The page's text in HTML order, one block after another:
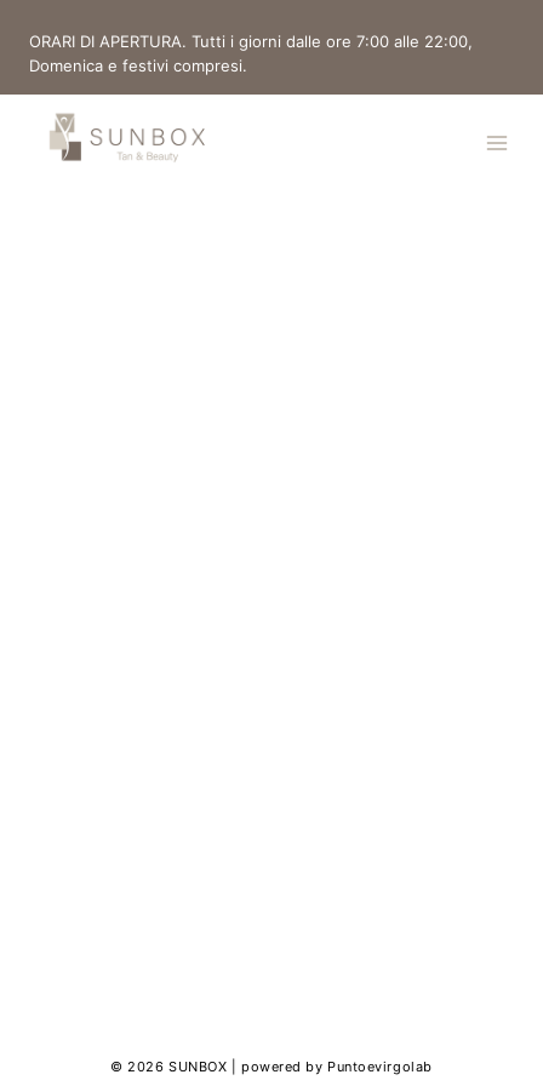
ORARI DI APERTURA. Tutti i giorni dalle ore 7:00 alle 22:00,
Domenica e festivi compresi.
© 2026 SUNBOX | powered by Puntoevirgolab